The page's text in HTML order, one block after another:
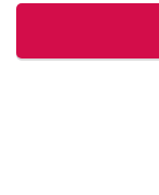
ルメライター、食の専